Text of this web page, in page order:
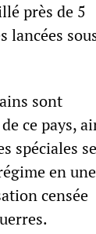
près de 5
lancées
sont
ce pays,
spéciales se
en une
censée